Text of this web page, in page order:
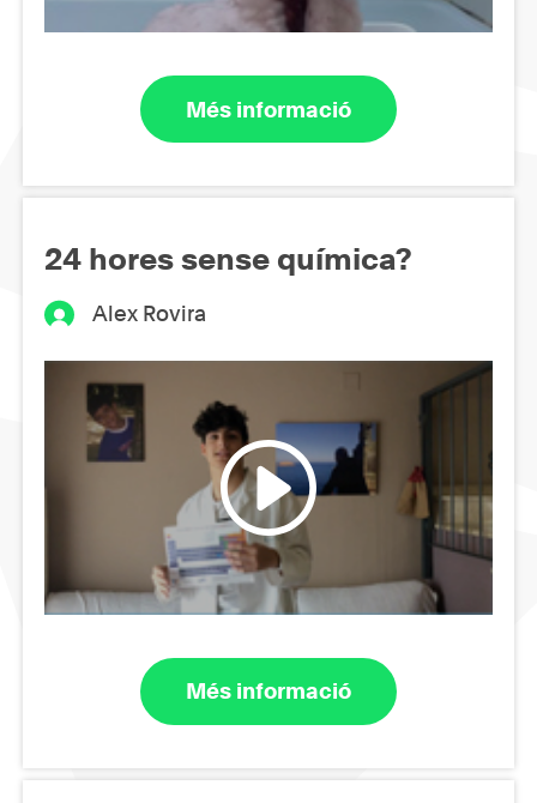
Més informació
24 hores sense química?
Alex Rovira
Més informació